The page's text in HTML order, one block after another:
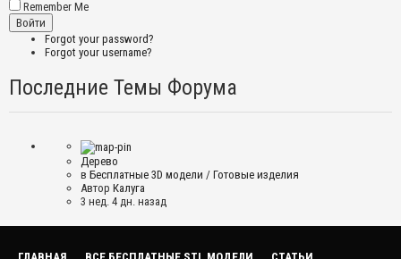
Remember Me
Forgot your password?
Forgot your username?
Последние Темы Форума
Дерево
в Бесплатные 3D модели / Готовые изделия
Автор Калуга
3 нед. 4 дн. назад